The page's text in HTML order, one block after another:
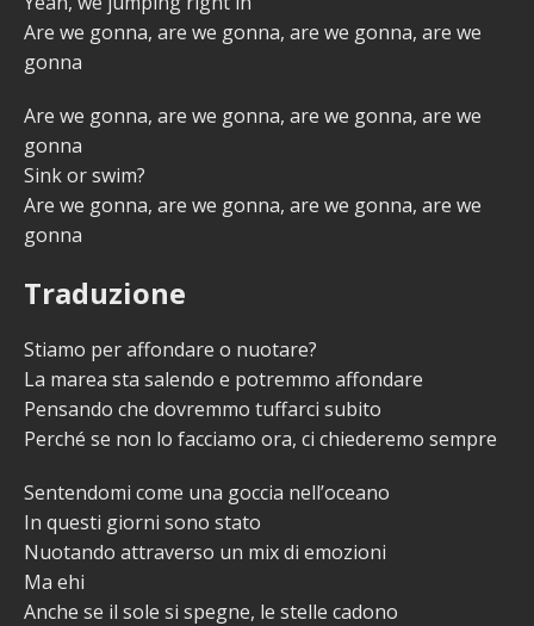
Are we gonna, are we gonna, are we gonna, are we
gonna
Are we gonna, are we gonna, are we gonna, are we
gonna
Sink or swim?
Are we gonna, are we gonna, are we gonna, are we
gonna
Traduzione
Stiamo per affondare o nuotare?
La marea sta salendo e potremmo affondare
Pensando che dovremmo tuffarci subito
Perché se non lo facciamo ora, ci chiederemo sempre
Sentendomi come una goccia nell’oceano
In questi giorni sono stato
Nuotando attraverso un mix di emozioni
Ma ehi
Anche se il sole si spegne, le stelle cadono